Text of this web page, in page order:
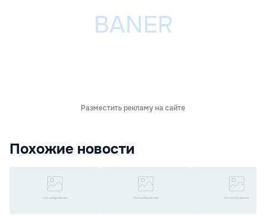
Разместить рекламу на сайте
Похожие новости